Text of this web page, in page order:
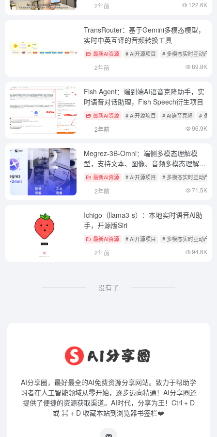
2年前 122.6K
TransRouter：基于Gemini多模态模型，
实时中英互译的音频转换工具
最新AI资源 # AI开源项目 # 多模态实时互动产品
2年前 89.8K
Fish Agent：端到端AI语音克隆助手，实
时语音对话助理，Fish Speech衍生项目
最新AI资源 # AI开源项目 # AI语音克隆 # 多模
2年前 96.9K
Megrez-3B-Omni：端侧多模态理解模
型，支持文本、图像、音频多模态理解和
分析最新AI资源 # AI开源项目 # 多模态实时互动产品
2年前 71.5K
Ichigo（llama3-s）：本地实时语音AI助
手，开源版Siri
最新AI资源 # AI开源项目 # 多模态实时互动产品
2年前 94.6K
没有了
AI分享圈，最好最全的AI免费资源分享网站。致力于帮助学
习者在人工智能领域从零开始，逐步迈向精通！AI分享圈还
提供了便捷的资源获取渠道。AI时代，分享为王！Ctrl + D
或 ⌘ + D 收藏本站到浏览器书签栏❤️